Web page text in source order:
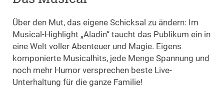
Über den Mut, das eigene Schicksal zu ändern: Im
Musical-Highlight „Aladin“ taucht das Publikum ein in
eine Welt voller Abenteuer und Magie. Eigens
komponierte Musicalhits, jede Menge Spannung und
noch mehr Humor versprechen beste Live-
Unterhaltung für die ganze Familie!